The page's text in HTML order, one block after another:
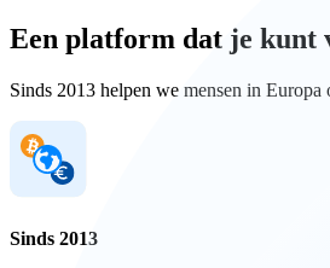
Een platform dat je kunt
Sinds 2013 helpen we mensen in
Sinds 2013